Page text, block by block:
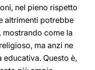
nel pieno rispetto
altrimenti potrebbe
come la
ma anzi ne
Questo è,